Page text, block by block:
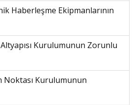
Haberleşme Ekipmanlarının
Kurulumunun Zorunlu
Noktası Kurulumunun